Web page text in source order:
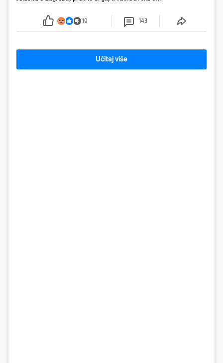
Kada bi slagali jednu na drugu, visina bi bila kao
2600 katedrala
19 143
Učitaj više